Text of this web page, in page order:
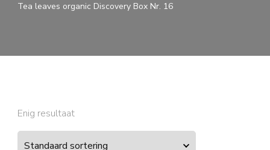
Tea leaves organic Discovery Box Nr. 16
Enig resultaat